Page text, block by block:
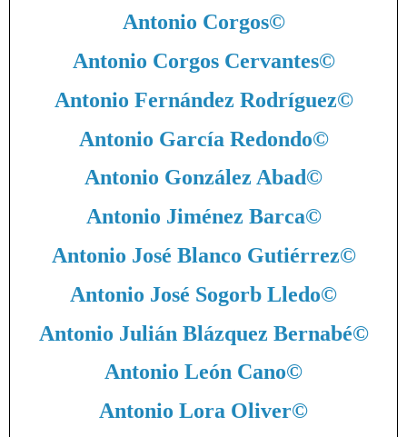
Antonio Corgos©
Antonio Corgos Cervantes©
Antonio Fernández Rodríguez©
Antonio García Redondo©
Antonio González Abad©
Antonio Jiménez Barca©
Antonio José Blanco Gutiérrez©
Antonio José Sogorb Lledo©
Antonio Julián Blázquez Bernabé©
Antonio León Cano©
Antonio Lora Oliver©